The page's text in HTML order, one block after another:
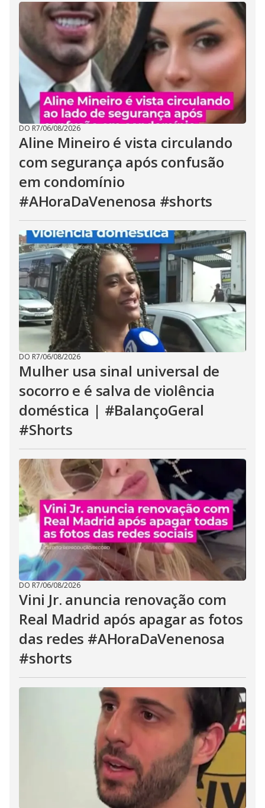
DO R7/06/08/2026
Aline Mineiro é vista circulando
com segurança após confusão
em condomínio
#AHoraDaVenenosa #shorts
DO R7/06/08/2026
Mulher usa sinal universal de
socorro e é salva de violência
doméstica | #BalançoGeral
#Shorts
DO R7/06/08/2026
Vini Jr. anuncia renovação com
Real Madrid após apagar as fotos
das redes #AHoraDaVenenosa
#shorts